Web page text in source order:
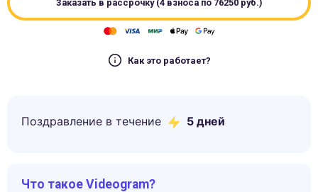
Заказать в рассрочку (4 взноса по 76250руб.)
Как это работает?
Поздравление в течение 5 дней
Что такое Videogram?